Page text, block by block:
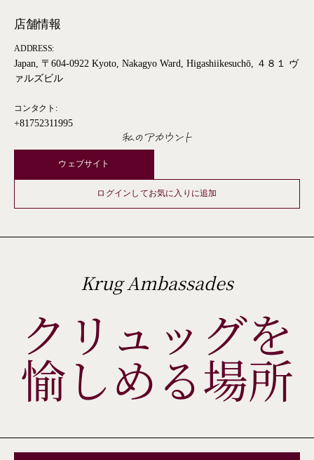
店舗情報
ADDRESS:
Japan, 〒604-0922 Kyoto, Nakagyo Ward, Higashiikesuchō, ４８１ ヴ
ァルズビル
コンタクト:
+81752311995
私のアカウント
ウェブサイト
ログインしてお気に入りに追加
Krug Ambassades
クリュッグを
愉しめる場所